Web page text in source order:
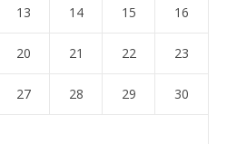
13 14 15 16
20 21 22 23
27 28 29 30